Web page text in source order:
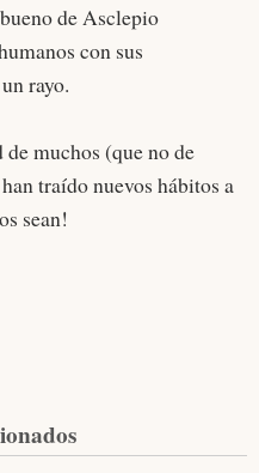
de Asclepio
con sus
rayo.
muchos (que no de
traído nuevos hábitos a
sean!